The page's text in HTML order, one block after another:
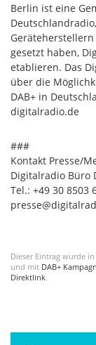
Berlin ist eine
gesetzt haben,
etablieren. Das
über die
DAB+ in
digitalradio.de
###
Kontakt Presse/
Digitalradio Büro
Tel.: +49 30 8503
Dieser Eintrag wurde in
und mit DAB+
Direktlink.